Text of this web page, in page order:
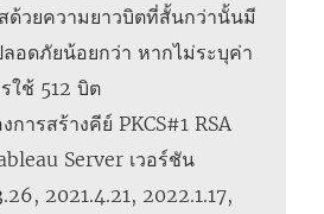
ด้วยความยาวบิตที่สั้นกว่านั้นมี
อดภัยน้อยกว่า หากไม่ระบุค่า
ใช้ 512 บิต
การสร้างคีย์ PKCS#1 RSA
Server เวอร์ชัน
2021.4.21, 2022.1.17,